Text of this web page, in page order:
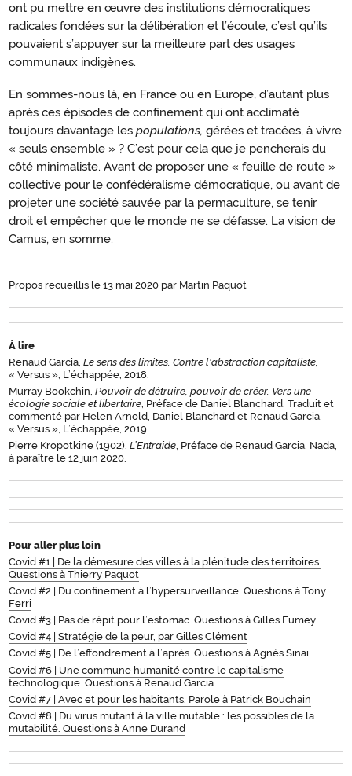
ont pu mettre en œuvre des institutions démocratiques
radicales fondées sur la délibération et l’écoute, c’est qu’ils
pouvaient s’appuyer sur la meilleure part des usages
communaux indigènes.
En sommes-nous là, en France ou en Europe, d’autant plus
après ces épisodes de confinement qui ont acclimaté
toujours davantage les populations, gérées et tracées, à vivre
« seuls ensemble » ? C’est pour cela que je pencherais du
côté minimaliste. Avant de proposer une « feuille de route »
collective pour le confédéralisme démocratique, ou avant de
projeter une société sauvée par la permaculture, se tenir
droit et empêcher que le monde ne se défasse. La vision de
Camus, en somme.
Propos recueillis le 13 mai 2020 par Martin Paquot
À lire
Renaud Garcia, Le sens des limites. Contre l'abstraction capitaliste,
« Versus », L’échappée, 2018.
Murray Bookchin, Pouvoir de détruire, pouvoir de créer. Vers une
écologie sociale et libertaire , Préface de Daniel Blanchard, Traduit et
commenté par Helen Arnold, Daniel Blanchard et Renaud Garcia,
« Versus », L’échappée, 2019.
Pierre Kropotkine (1902), L’Entraide, Préface de Renaud Garcia, Nada,
à paraître le 12 juin 2020.
Pour aller plus loin
Covid #1 | De la démesure des villes à la plénitude des territoires.
Questions à Thierry Paquot
Covid #2 | Du confinement à l’hypersurveillance. Questions à Tony
Ferri
Covid #3 | Pas de répit pour l’estomac. Questions à Gilles Fumey
Covid #4 | Stratégie de la peur, par Gilles Clément
Covid #5 | De l’effondrement à l’après. Questions à Agnès Sinaï
Covid #6 | Une commune humanité contre le capitalisme
technologique. Questions à Renaud Garcia
Covid #7 | Avec et pour les habitants. Parole à Patrick Bouchain
Covid #8 | Du virus mutant à la ville mutable : les possibles de la
mutabilité. Questions à Anne Durand